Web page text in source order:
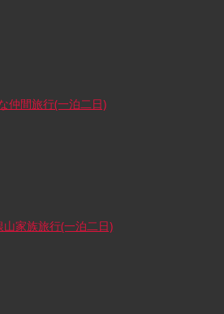
仲間旅行(一泊二日)
家族旅行(一泊二日)